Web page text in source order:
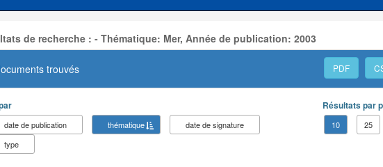
de recherche : - Thématique: Mer, Année de publication: 2003
trouvés PDF
date de publication thématique
date de signature
type
Résultats par
10 25